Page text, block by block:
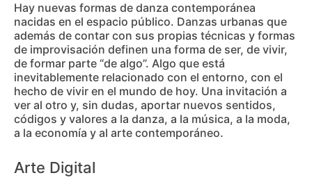
Hay nuevas formas de danza contemporánea
nacidas en el espacio público. Danzas urbanas que
además de contar con sus propias técnicas y formas
de improvisación definen una forma de ser, de vivir,
de formar parte “de algo”. Algo que está
inevitablemente relacionado con el entorno, con el
hecho de vivir en el mundo de hoy. Una invitación a
ver al otro y, sin dudas, aportar nuevos sentidos,
códigos y valores a la danza, a la música, a la moda,
a la economía y al arte contemporáneo.
Arte Digital